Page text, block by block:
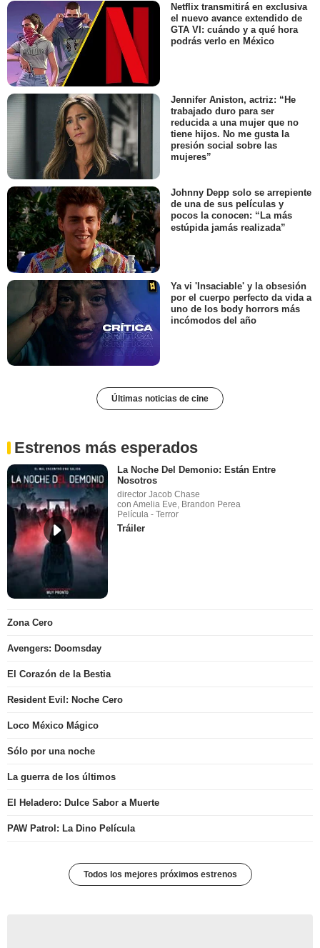
Netflix transmitirá en exclusiva
el nuevo avance extendido de
GTA VI: cuándo y a qué hora
podrás verlo en México
Jennifer Aniston, actriz: “He
trabajado duro para ser
reducida a una mujer que no
tiene hijos. No me gusta la
presión social sobre las
mujeres”
Johnny Depp solo se arrepiente
de una de sus películas y
pocos la conocen: “La más
estúpida jamás realizada”
Ya vi 'Insaciable' y la obsesión
por el cuerpo perfecto da vida a
uno de los body horrors más
incómodos del año
Últimas noticias de cine
Estrenos más esperados
La Noche Del Demonio: Están Entre
Nosotros
director Jacob Chase
con Amelia Eve, Brandon Perea
Película - Terror
Tráiler
Zona Cero
Avengers: Doomsday
El Corazón de la Bestia
Resident Evil: Noche Cero
Loco México Mágico
Sólo por una noche
La guerra de los últimos
El Heladero: Dulce Sabor a Muerte
PAW Patrol: La Dino Película
Todos los mejores próximos estrenos